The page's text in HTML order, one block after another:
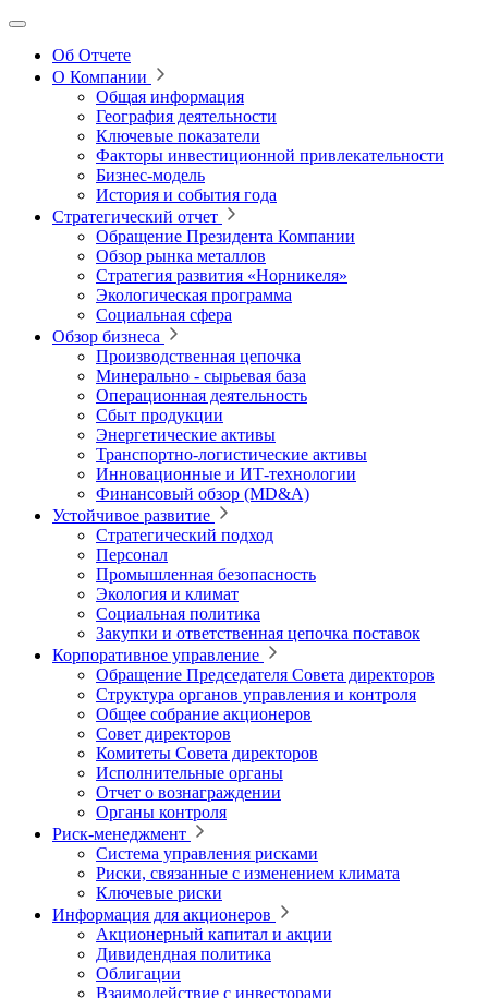
Об Отчете
О Компании
Общая информация
География деятельности
Ключевые показатели
Факторы инвестиционной привлекательности
Бизнес-модель
История и события года
Стратегический отчет
Обращение Президента Компании
Обзор рынка металлов
Стратегия развития «Норникеля»
Экологическая программа
Социальная сфера
Обзор бизнеса
Производственная цепочка
Минерально ‑ сырьевая база
Операционная деятельность
Сбыт продукции
Энергетические активы
Транспортно-логистические активы
Инновационные и ИТ‑технологии
Финансовый обзор (MD&A)
Устойчивое развитие
Стратегический подход
Персонал
Промышленная безопасность
Экология и климат
Социальная политика
Закупки и ответственная цепочка поставок
Корпоративное управление
Обращение Председателя Совета директоров
Структура органов управления и контроля
Общее собрание акционеров
Совет директоров
Комитеты Совета директоров
Исполнительные органы
Отчет о вознаграждении
Органы контроля
Риск-менеджмент
Система управления рисками
Риски, связанные с изменением климата
Ключевые риски
Информация для акционеров
Акционерный капитал и акции
Дивидендная политика
Облигации
Взаимодействие с инвесторами